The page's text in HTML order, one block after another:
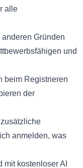
alle
Gründen
und
beim Registrieren
der
anmelden, was
kostenloser AI